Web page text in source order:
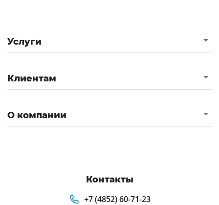
Услуги
Клиентам
О компании
Контакты
+7 (4852) 60-71-23